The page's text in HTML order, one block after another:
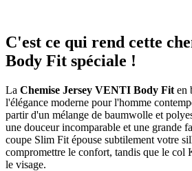
C'est ce qui rend cette
Body Fit spéciale !
La Chemise Jersey VENTI Body Fit en
l'élégance moderne pour l'homme
partir d'un mélange de baumwolle et
une douceur incomparable et une grande
coupe Slim Fit épouse subtilement votre
compromettre le confort, tandis que le col
le visage.